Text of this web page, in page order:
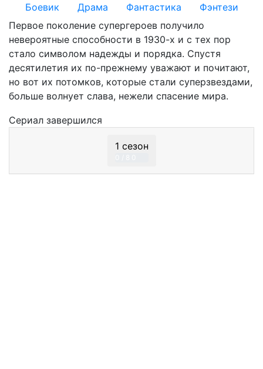
Боевик
Драма Фантастика
Фэнтези
Первое поколение супергероев получило
невероятные способности в 1930-х и с тех пор
стало символом надежды и порядка. Спустя
десятилетия их по-прежнему уважают и почитают,
но вот их потомков, которые стали суперзвездами,
больше волнует слава, нежели спасение мира.
Сериал завершился
1 сезон